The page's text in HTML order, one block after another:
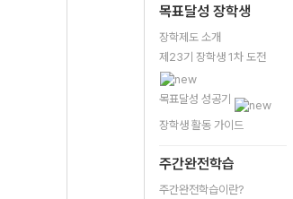
목표달성 장학생
장학제도 소개
제23기 장학생 1차 도전
목표달성 성공기
장학생 활동 가이드
주간완전학습
주간완전학습이란?